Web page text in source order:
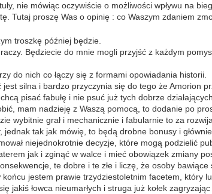
nie mówiąc oczywiście o możliwości wpływu na
Tutaj proszę Was o opinię : co Waszym zdaniem
troszkę później będzie.
Będziecie do mnie mogli przyjść z każdym
do nich co łączy się z formami opowiadania historii.
silna i bardzo przyczynia się do tego że Amorion
pisać fabułę i nie psuć już tych dobrze
mam nadzieję z Waszą pomocą, to dodanie po
wybitnie grał i mechanicznie i fabularnie to za
tak jak mówię, to będą drobne bonusy i
niejednokrotnie decyzje, które mogą podzielić
jak i zginąć w walce i mieć obowiązek zmiany
te dobre i te złe i liczę, że osoby
jestem prawie trzydziestoletnim facetem, który
łowca nieumarłych i struga już kołek